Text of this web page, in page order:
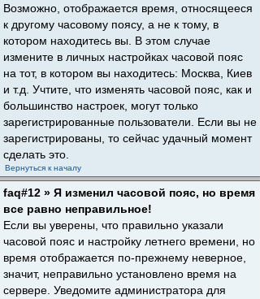
Возможно, отображается время, относящееся
к другому часовому поясу, а не к тому, в
котором находитесь вы. В этом случае
измените в личных настройках часовой пояс
на тот, в котором вы находитесь: Москва, Киев
и т.д. Учтите, что изменять часовой пояс, как и
большинство настроек, могут только
зарегистрированные пользователи. Если вы не
зарегистрированы, то сейчас удачный момент
сделать это.
Вернуться к началу
faq#12 » Я изменил часовой пояс, но время
все равно неправильное!
Если вы уверены, что правильно указали
часовой пояс и настройку летнего времени, но
время отображается по-прежнему неверное,
значит, неправильно установлено время на
сервере. Уведомите администратора для